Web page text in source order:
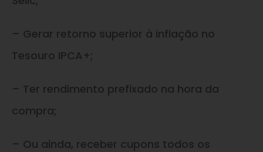
– Gerar retorno superior à inflação no
Tesouro IPCA+;
– Ter rendimento prefixado na hora da
compra;
– Ou ainda, receber cupons todos os